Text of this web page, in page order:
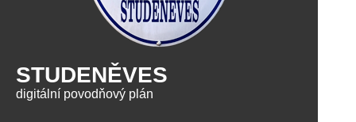
STUDENĚVES
digitální povodňový plán